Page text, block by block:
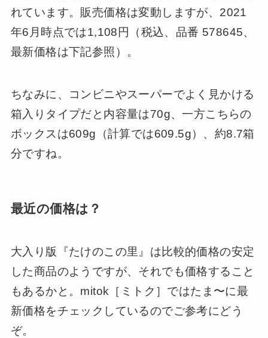
れています。販売価格は変動しますが、2021
年6月時点では1,108円（税込、品番 578645、
最新価格は下記参照）。
ちなみに、コンビニやスーパーでよく見かける
箱入りタイプだと内容量は70g、一方こちらの
ボックスは609g（計算では609.5g）、約8.7箱
分ですね。
最近の価格は？
大入り版『たけのこの里』は比較的価格の安定
した商品のようですが、それでも価格すること
もあるかと。mitok［ミトク］ではたま〜に最
新価格をチェックしているのでご参考にどう
ぞ。